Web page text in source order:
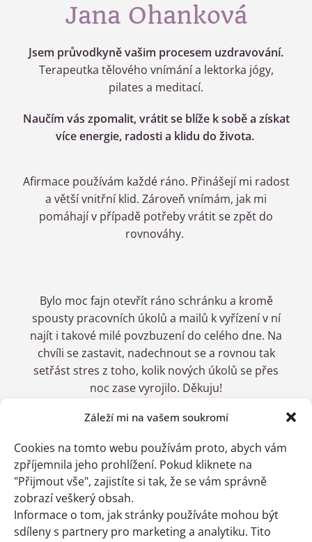
Záleží mi na vašem soukromí
Cookies na tomto webu používám proto, abych vám
zpříjemnila jeho prohlížení. Pokud kliknete na
"Přijmout vše", zajistíte si tak, že se vám správně
zobrazí veškerý obsah.
Informace o tom, jak stránky používáte mohou být
sdíleny s partnery pro marketing a analytiku. Tito
Jana Ohanková
Jsem průvodkyně vašim procesem uzdravování.
Terapeutka tělového vnímání a lektorka jógy,
pilates a meditací.
Naučím vás zpomalit, vrátit se blíže k sobě a získat
více energie, radosti a klidu do života.
Afirmace používám každé ráno. Přinášejí mi radost
a větší vnitřní klid. Zároveň vnímám, jak mi
pomáhají v případě potřeby vrátit se zpět do
rovnováhy.
Bylo moc fajn otevřít ráno schránku a kromě
spousty pracovních úkolů a mailů k vyřízení v ní
najít i takové milé povzbuzení do celého dne. Na
chvíli se zastavit, nadechnout se a rovnou tak
setřást stres z toho, kolik nových úkolů se přes
noc zase vyrojilo. Děkuju!
Petra VYmětalová
https://pocitacovablondyna.cz/
Týden uběhl jako voda. Děkuji za podporu Vašich
léčivých zdrojů. Zastavení ve světě plných
problémů s nimi opravdu funguje.